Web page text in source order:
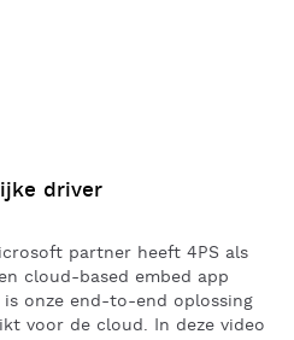
driver
partner heeft 4PS als
cloud-based embed app
onze end-to-end oplossing
voor de cloud. In deze video